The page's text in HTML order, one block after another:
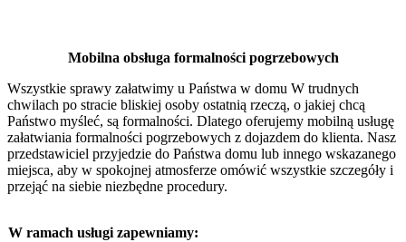
Mobilna obsługa formalności pogrzebowych
Wszystkie sprawy załatwimy u Państwa w domu W trudnych
chwilach po stracie bliskiej osoby ostatnią rzeczą, o jakiej chcą
Państwo myśleć, są formalności. Dlatego oferujemy mobilną usługę
załatwiania formalności pogrzebowych z dojazdem do klienta. Nasz
przedstawiciel przyjedzie do Państwa domu lub innego wskazanego
miejsca, aby w spokojnej atmosferze omówić wszystkie szczegóły i
przejąć na siebie niezbędne procedury.
W ramach usługi zapewniamy: